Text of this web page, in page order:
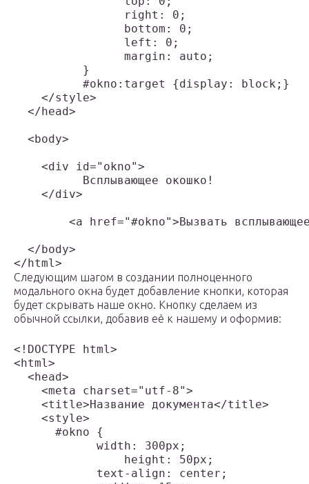
    </style>
  </head>
  <body>
    <div id="okno">
    </div>
  </body>
Следующим шагом в создании полноценного
модального окна будет добавление кнопки, которая
будет скрывать наше окно. Кнопку сделаем из
обычной ссылки, добавив её к нашему и оформив:
<!DOCTYPE html>
<html>
  <head>
    <meta charset="utf-8">
    <title>Название документа</title>
    <style>
      #okno {